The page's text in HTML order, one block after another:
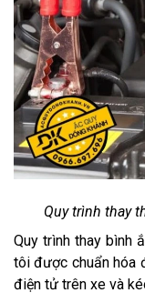
Quy trình thay
Quy trình thay bình
tôi được chuẩn hóa
điện tử trên xe và